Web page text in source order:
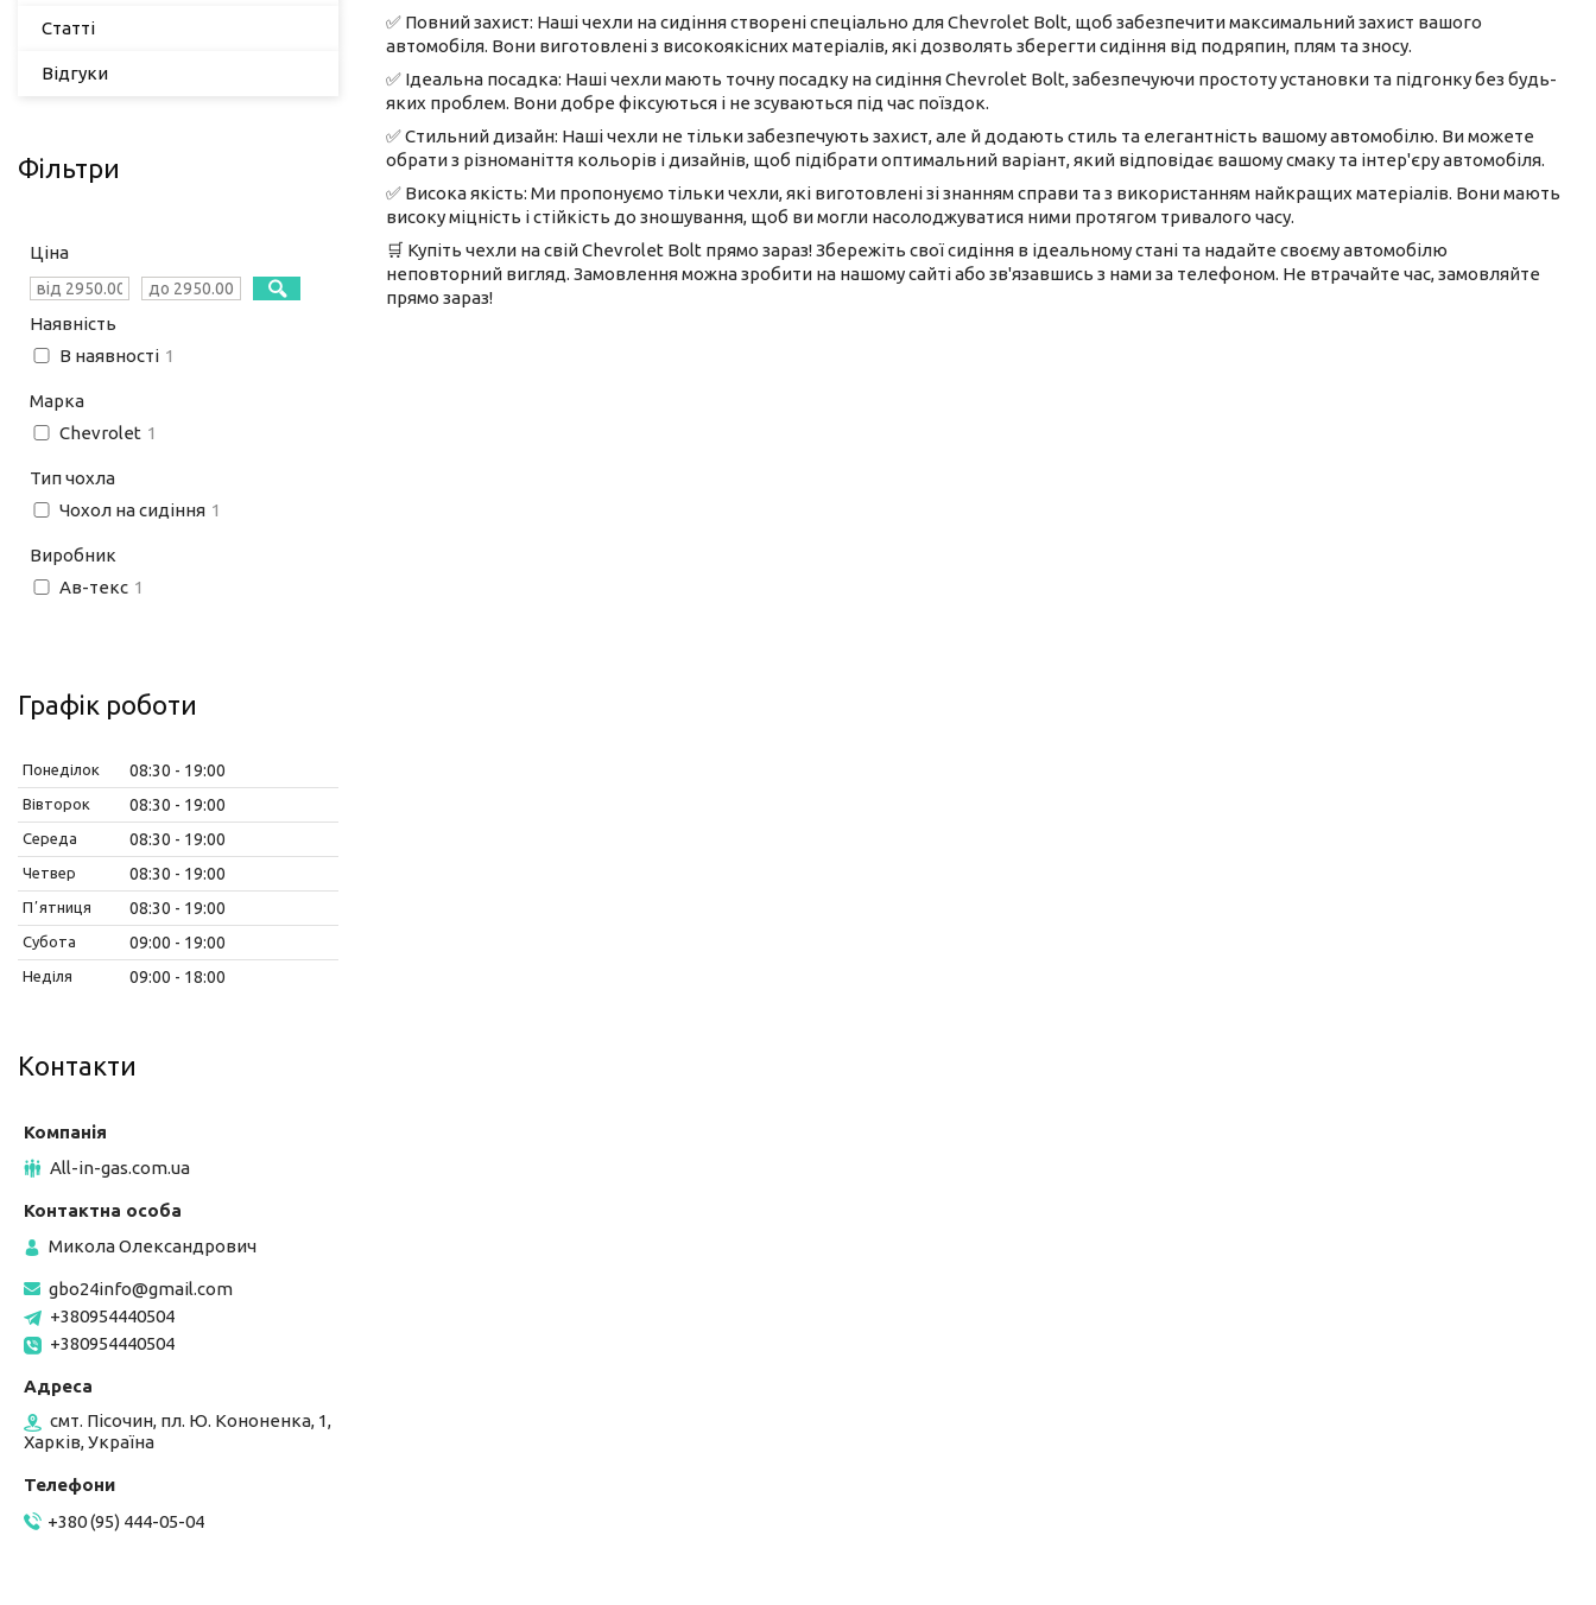
✅ Повний захист: Наші чехли на сидіння створені спеціально для Chevrolet Bolt, щоб забезпечити максимальний захист вашого
автомобіля. Вони виготовлені з високоякісних матеріалів, які дозволять зберегти сидіння від подряпин, плям та зносу.
✅ Ідеальна посадка: Наші чехли мають точну посадку на сидіння Chevrolet Bolt, забезпечуючи простоту установки та підгонку без будь-
яких проблем. Вони добре фіксуються і не зсуваються під час поїздок.
✅ Стильний дизайн: Наші чехли не тільки забезпечують захист, але й додають стиль та елегантність вашому автомобілю. Ви можете
обрати з різноманіття кольорів і дизайнів, щоб підібрати оптимальний варіант, який відповідає вашому смаку та інтер'єру автомобіля.
✅ Висока якість: Ми пропонуємо тільки чехли, які виготовлені зі знанням справи та з використанням найкращих матеріалів. Вони мають
високу міцність і стійкість до зношування, щоб ви могли насолоджуватися ними протягом тривалого часу.
🛒 Купіть чехли на свій Chevrolet Bolt прямо зараз! Збережіть свої сидіння в ідеальному стані та надайте своєму автомобілю
неповторний вигляд. Замовлення можна зробити на нашому сайті або зв'язавшись з нами за телефоном. Не втрачайте час, замовляйте
прямо зараз!
Статті
Відгуки
Фільтри
Ціна
Наявність
В наявності 1
Марка
Chevrolet 1
Тип чохла
Чохол на сидіння 1
Виробник
Ав-текс 1
Графік роботи
Понеділок 08:30 19:00
Вівторок 08:30 19:00
Середа 08:30 19:00
Четвер 08:30 19:00
Пʼятниця 08:30 19:00
Субота 09:00 19:00
Неділя 09:00 18:00
Контакти
All-in-gas.com.ua
Микола Олександрович
gbo24info@gmail.com
+380954440504
+380954440504
смт. Пісочин, пл. Ю. Кононенка, 1,
Харків, Україна
+380 (95) 444-05-04